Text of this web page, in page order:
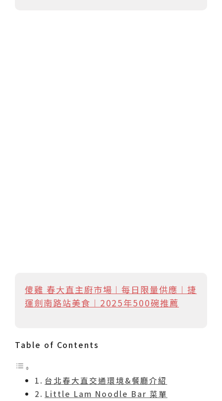
傻雞 春大直主廚市場︱每日限量供應︱捷
運劍南路站美食︱2025年500碗推薦
Table of Contents
台北春大直交通環境&餐廳介紹
Little Lam Noodle Bar 菜單